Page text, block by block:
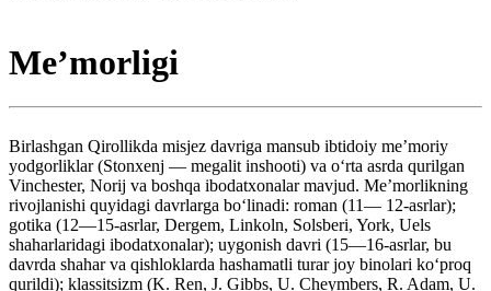
Meʼmorligi
Birlashgan Qirollikda misjez davriga mansub ibtidoiy meʼmoriy
yodgorliklar (Stonxenj — megalit inshooti) va oʻrta asrda qurilgan
Vinchester, Norij va boshqa ibodatxonalar mavjud. Meʼmorlikning
rivojlanishi quyidagi davrlarga boʻlinadi: roman (11— 12-asrlar);
gotika (12—15-asrlar, Dergem, Linkoln, Solsberi, York, Uels
shaharlaridagi ibodatxonalar); uygonish davri (15—16-asrlar, bu
davrda shahar va qishloklarda hashamatli turar joy binolari koʻproq
qurildi); klassitsizm (K. Ren, J. Gibbs, U. Cheymbers, R. Adam, U.